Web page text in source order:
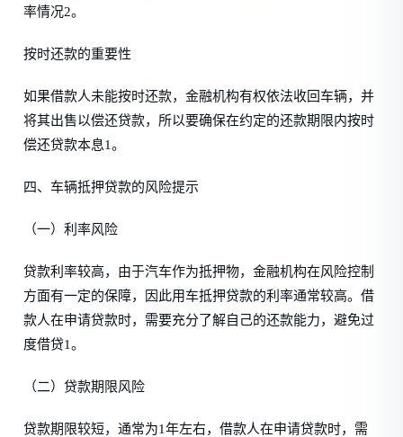
率情况2。
按时还款的重要性
如果借款人未能按时还款，金融机构有权依法收回车辆，并
将其出售以偿还贷款，所以要确保在约定的还款期限内按时
偿还贷款本息1。
四、车辆抵押贷款的风险提示
（一）利率风险
贷款利率较高，由于汽车作为抵押物，金融机构在风险控制
方面有一定的保障，因此用车抵押贷款的利率通常较高。借
款人在申请贷款时，需要充分了解自己的还款能力，避免过
度借贷1。
（二）贷款期限风险
贷款期限较短，通常为1年左右，借款人在申请贷款时，需